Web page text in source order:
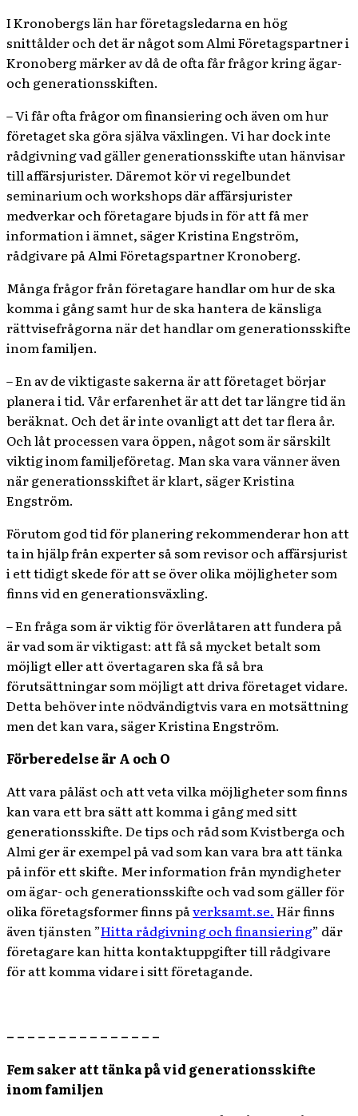
I Kronobergs län har företagsledarna en hög
snittålder och det är något som Almi Företagspartner i
Kronoberg märker av då de ofta får frågor kring ägar-
och generationsskiften.
– Vi får ofta frågor om finansiering och även om hur
företaget ska göra själva växlingen. Vi har dock inte
rådgivning vad gäller generationsskifte utan hänvisar
till affärsjurister. Däremot kör vi regelbundet
seminarium och workshops där affärsjurister
medverkar och företagare bjuds in för att få mer
information i ämnet, säger Kristina Engström,
rådgivare på Almi Företagspartner Kronoberg.
Många frågor från företagare handlar om hur de ska
komma i gång samt hur de ska hantera de känsliga
rättvisefrågorna när det handlar om generationsskifte
inom familjen.
– En av de viktigaste sakerna är att företaget börjar
planera i tid. Vår erfarenhet är att det tar längre tid än
beräknat. Och det är inte ovanligt att det tar flera år.
Och låt processen vara öppen, något som är särskilt
viktig inom familjeföretag. Man ska vara vänner även
när generationsskiftet är klart, säger Kristina
Engström.
Förutom god tid för planering rekommenderar hon att
ta in hjälp från experter så som revisor och affärsjurist
i ett tidigt skede för att se över olika möjligheter som
finns vid en generationsväxling.
– En fråga som är viktig för överlåtaren att fundera på
är vad som är viktigast: att få så mycket betalt som
möjligt eller att övertagaren ska få så bra
förutsättningar som möjligt att driva företaget vidare.
Detta behöver inte nödvändigtvis vara en motsättning
men det kan vara, säger Kristina Engström.
Förberedelse är A och O
Att vara påläst och att veta vilka möjligheter som finns
kan vara ett bra sätt att komma i gång med sitt
generationsskifte. De tips och råd som Kvistberga och
Almi ger är exempel på vad som kan vara bra att tänka
på inför ett skifte. Mer information från myndigheter
om ägar- och generationsskifte och vad som gäller för
olika företagsformer finns på verksamt.se. Här finns
även tjänsten ”Hitta rådgivning och finansiering” där
företagare kan hitta kontaktuppgifter till rådgivare
för att komma vidare i sitt företagande.
– – – – – – – – – – – – – – –
Fem saker att tänka på vid generationsskifte
inom familjen